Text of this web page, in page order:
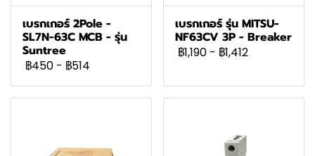
เบรกเกอร์ 2Pole -
SL7N-63C MCB - รุ่น
Suntree
฿450 - ฿514
เบรกเกอร์ รุ่น MITSU-
NF63CV 3P - Breaker
฿1,190 - ฿1,412